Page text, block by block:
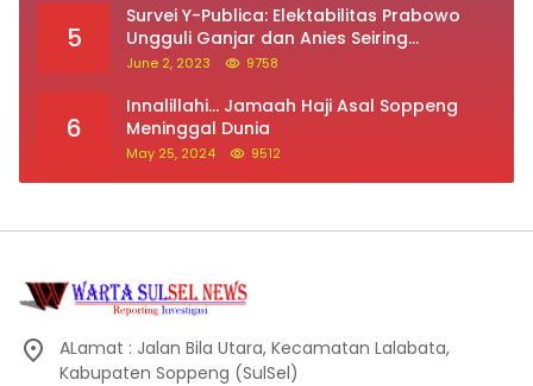
5
Survei Y-Publica: Elektabilitas Prabowo
Ungguli Ganjar dan Anies Seiring
Kepuasan Terhadap Jokowi Naik
June 2, 2023 9758
6
Innalillahi… Jamaah Haji Asal Soppeng
Meninggal Dunia
May 25, 2024 9512
ALamat : Jalan Bila Utara, Kecamatan Lalabata,
Kabupaten Soppeng (SulSel)